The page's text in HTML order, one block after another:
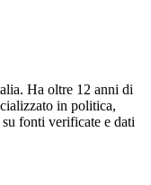
Ha oltre 12 anni di
in politica,
fonti verificate e dati